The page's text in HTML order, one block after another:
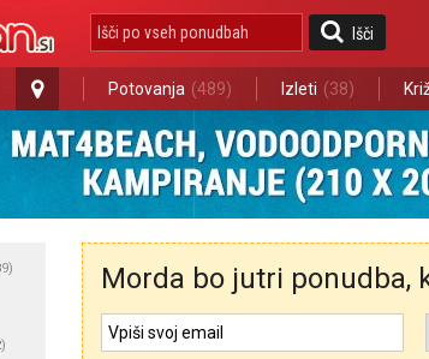
Išči
Potovanja (489) Izleti (38)
Morda bo jutri ponudba,